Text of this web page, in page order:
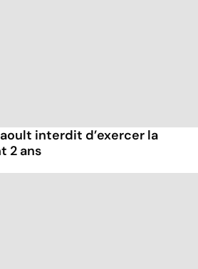
interdit d’exercer la
2 ans